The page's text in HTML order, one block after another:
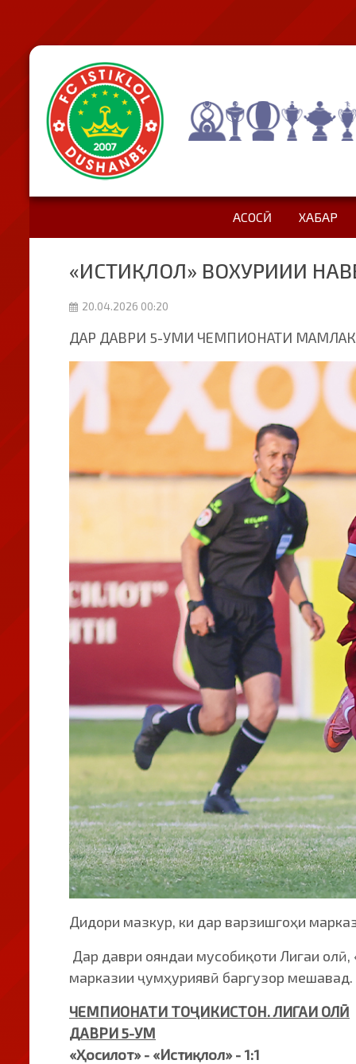
АСОСӢ ХАБАР
«ИСТИҚЛОЛ» ВОХУРИИИ
20.04.2026 00:20
ДАР ДАВРИ 5-УМИ ЧЕМПИОНАТИ
Дидори мазкур, ки дар варзишгоҳи
Дар даври ояндаи мусобиқоти Лигаи
марказии ҷумҳуриявӣ баргузор мешавад.
ЧЕМПИОНАТИ ТОҶИКИСТОН. ЛИГАИ ОЛӢ
ДАВРИ 5-УМ
«Ҳосилот» - «Истиқлол» - 1:1